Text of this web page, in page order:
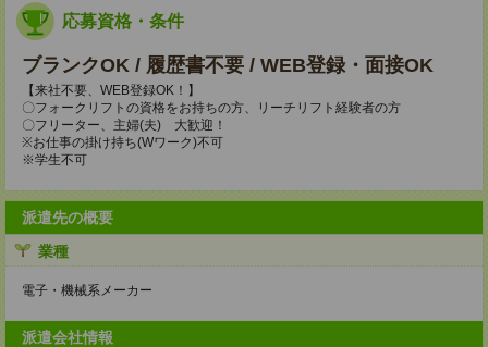
応募資格・条件
ブランクOK / 履歴書不要 / WEB登録・面接OK
【来社不要、WEB登録OK！】
〇フォークリフトの資格をお持ちの方、リーチリフト経験者の方
〇フリーター、主婦(夫) 大歓迎！
※お仕事の掛け持ち(Wワーク)不可
※学生不可
派遣先の概要
業種
電子・機械系メーカー
派遣会社情報